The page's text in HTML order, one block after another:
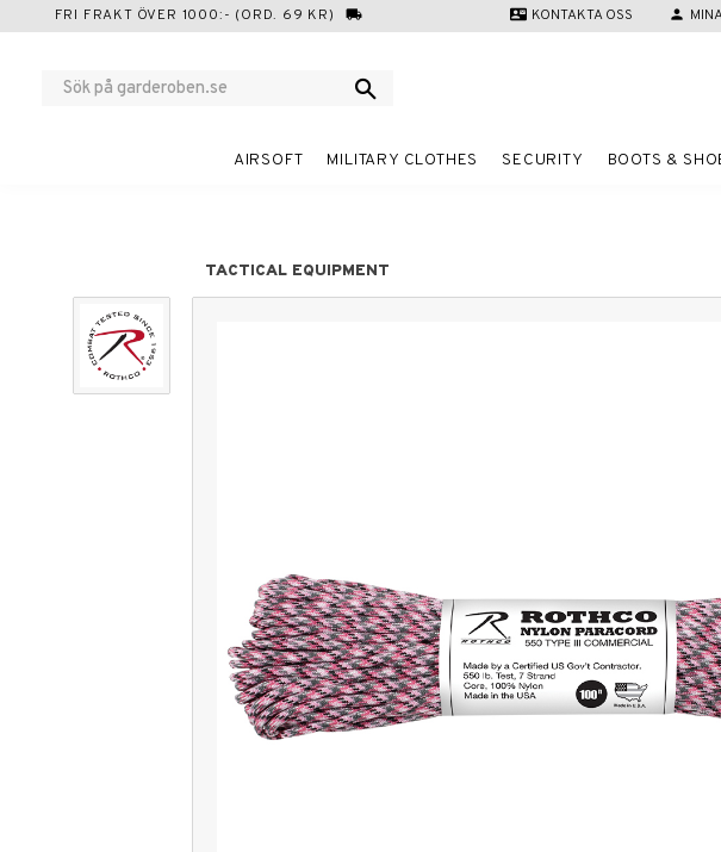
FRI FRAKT ÖVER 1000:- (ORD. 69 KR) local_shipping contact_mail KONTAKTA OSS person
AIRSOFT MILITARY CLOTHES SECURITY BOOTS &
TACTICAL EQUIPMENT